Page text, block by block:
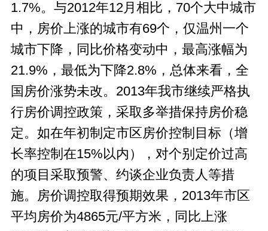
1.7%。与2012年12月相比，70个大中城市
中，房价上涨的城市有69个，仅温州一个
城市下降，同比价格变动中，最高涨幅为
21.9%，最低为下降2.8%，总体来看，全
国房价涨势未改。2013年我市继续严格执
行房价调控政策，采取多举措保持房价稳
定。如在年初制定市区房价控制目标（增
长率控制在15%以内），对个别定价过高
的项目采取预警、约谈企业负责人等措
施。房价调控取得预期效果，2013年市区
平均房价为4865元/平方米，同比上涨